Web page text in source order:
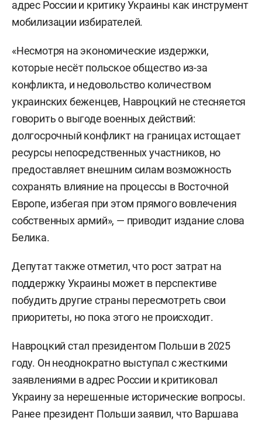
адрес России и критику Украины как инструмент
мобилизации избирателей.
«Несмотря на экономические издержки,
которые несёт польское общество из-за
конфликта, и недовольство количеством
украинских беженцев, Навроцкий не стесняется
говорить о выгоде военных действий:
долгосрочный конфликт на границах истощает
ресурсы непосредственных участников, но
предоставляет внешним силам возможность
сохранять влияние на процессы в Восточной
Европе, избегая при этом прямого вовлечения
собственных армий», — приводит издание слова
Белика.
Депутат также отметил, что рост затрат на
поддержку Украины может в перспективе
побудить другие страны пересмотреть свои
приоритеты, но пока этого не происходит.
Навроцкий стал президентом Польши в 2025
году. Он неоднократно выступал с жесткими
заявлениями в адрес России и критиковал
Украину за нерешенные исторические вопросы.
Ранее президент Польши заявил, что Варшава